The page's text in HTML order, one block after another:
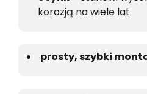
korozją na wiele lat
prosty, szybki